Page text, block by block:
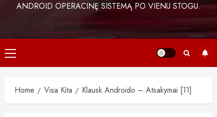
ANDROID OPERACINĘ SISTEMĄ PO VIENU STOGU.
Primary
Menu
Home Visa Kita Klausk Androido – Atsakymai [11]